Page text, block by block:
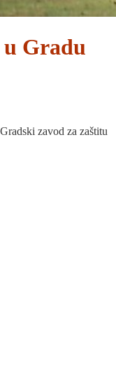
u Gradu
zavod za zaštitu